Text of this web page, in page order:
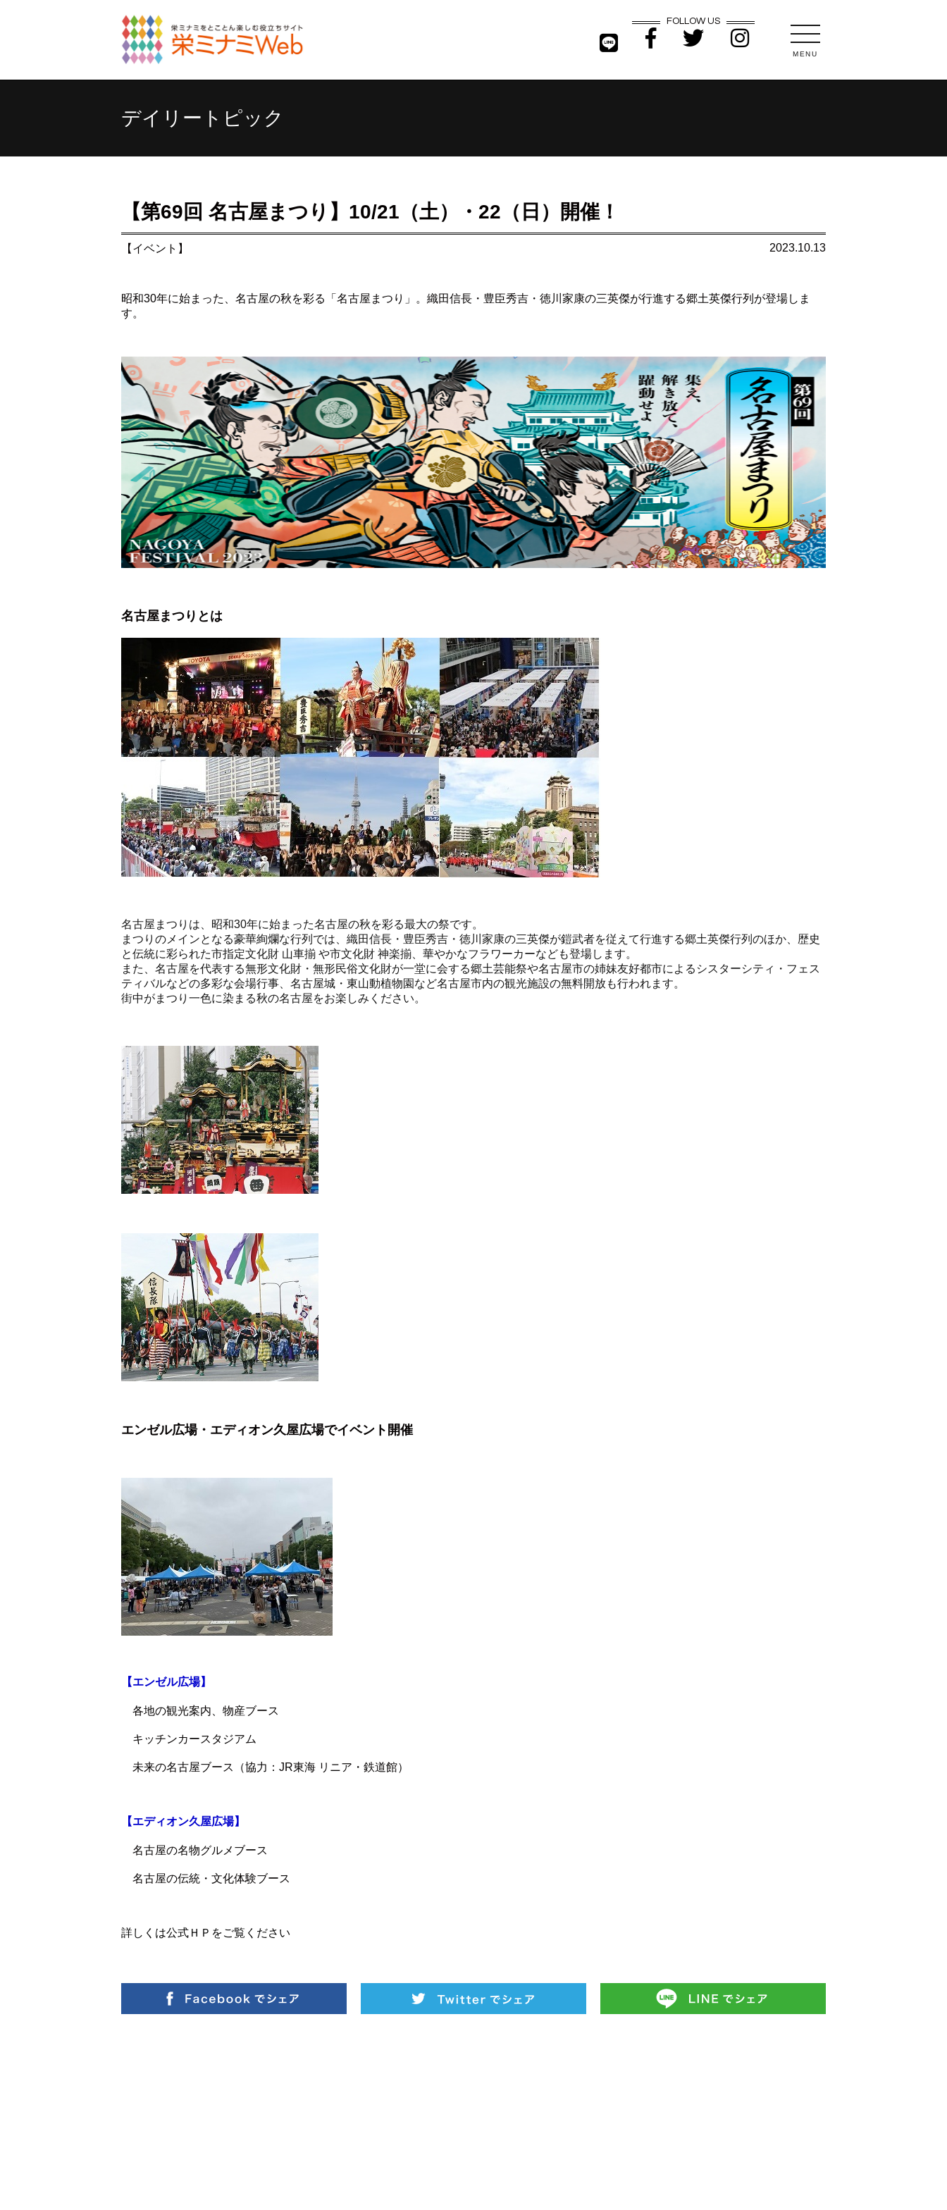
MENU
FOLLOW US
デイリートピック
【第69回 名古屋まつり】10/21（土）・22（日）開催！
【イベント】 2023.10.13
昭和30年に始まった、名古屋の秋を彩る「名古屋まつり」。織田信長・豊臣秀吉・徳川家康の三英傑が行進する郷土英傑行列が登場しま
す。
名古屋まつりとは
名古屋まつりは、昭和30年に始まった名古屋の秋を彩る最大の祭です。
まつりのメインとなる豪華絢爛な行列では、織田信長・豊臣秀吉・徳川家康の三英傑が鎧武者を従えて行進する郷土英傑行列のほか、歴史
と伝統に彩られた市指定文化財 山車揃 や市文化財 神楽揃、華やかなフラワーカーなども登場します。
また、名古屋を代表する無形文化財・無形民俗文化財が一堂に会する郷土芸能祭や名古屋市の姉妹友好都市によるシスターシティ・フェス
ティバルなどの多彩な会場行事、名古屋城・東山動植物園など名古屋市内の観光施設の無料開放も行われます。
街中がまつり一色に染まる秋の名古屋をお楽しみください。
エンゼル広場・エディオン久屋広場でイベント開催
【エンゼル広場】
各地の観光案内、物産ブース
キッチンカースタジアム
未来の名古屋ブース（協力：JR東海 リニア・鉄道館）
【エディオン久屋広場】
名古屋の名物グルメブース
名古屋の伝統・文化体験ブース
詳しくは公式ＨＰをご覧ください